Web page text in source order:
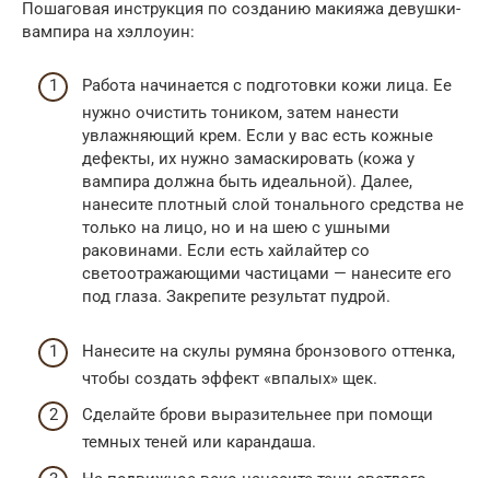
Пошаговая инструкция по созданию макияжа девушки-
вампира на хэллоуин:
Работа начинается с подготовки кожи лица. Ее
нужно очистить тоником, затем нанести
увлажняющий крем. Если у вас есть кожные
дефекты, их нужно замаскировать (кожа у
вампира должна быть идеальной). Далее,
нанесите плотный слой тонального средства не
только на лицо, но и на шею с ушными
раковинами. Если есть хайлайтер со
светоотражающими частицами — нанесите его
под глаза. Закрепите результат пудрой.
Нанесите на скулы румяна бронзового оттенка,
чтобы создать эффект «впалых» щек.
Сделайте брови выразительнее при помощи
темных теней или карандаша.